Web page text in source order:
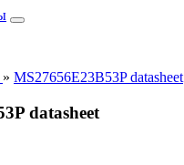
» MS27656E23B53P datasheet
datasheet